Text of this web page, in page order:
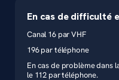
En cas de difficulté
Canal 16 par VHF
196 par téléphone
En cas de problème dans
le 112 par téléphone.